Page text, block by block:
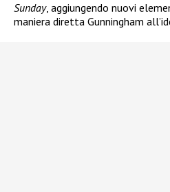
Sunday, aggiungendo nuovi
maniera diretta Gunningham